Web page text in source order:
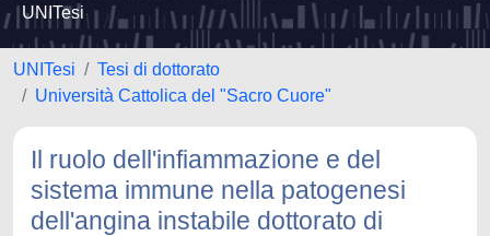
UNITesi
UNITesi
Tesi di dottorato
Università Cattolica del "Sacro Cuore"
Il ruolo dell'infiammazione e del
sistema immune nella patogenesi
dell'angina instabile dottorato di